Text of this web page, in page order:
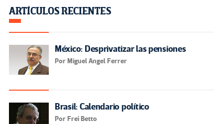
ARTÍCULOS RECIENTES
México: Desprivatizar las pensiones
Por Miguel Angel Ferrer
Brasil: Calendario político
Por Frei Betto